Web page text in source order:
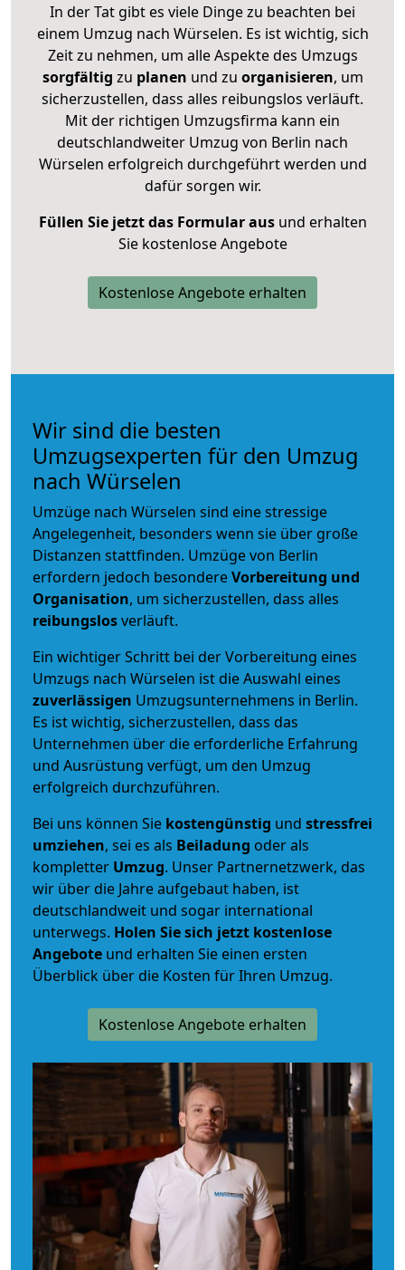
In der Tat gibt es viele Dinge zu beachten bei
einem Umzug nach Würselen. Es ist wichtig, sich
Zeit zu nehmen, um alle Aspekte des Umzugs
sorgfältig zu planen und zu organisieren, um
sicherzustellen, dass alles reibungslos verläuft.
Mit der richtigen Umzugsfirma kann ein
deutschlandweiter Umzug von Berlin nach
Würselen erfolgreich durchgeführt werden und
dafür sorgen wir.
Füllen Sie jetzt das Formular ausund erhalten
Sie kostenlose Angebote
Kostenlose Angebote erhalten
Wir sind die besten
Umzugsexperten für den Umzug
nach Würselen
Umzüge nach Würselen sind eine stressige
Angelegenheit, besonders wenn sie über große
Distanzen stattfinden. Umzüge von Berlin
erfordern jedoch besondereVorbereitung und
Organisation, um sicherzustellen, dass alles
reibungslosverläuft.
Ein wichtiger Schritt bei der Vorbereitung eines
Umzugs nach Würselen ist die Auswahl eines
zuverlässigen Umzugsunternehmens in Berlin.
Es ist wichtig, sicherzustellen, dass das
Unternehmen über die erforderliche Erfahrung
und Ausrüstung verfügt, um den Umzug
erfolgreich durchzuführen.
Bei uns können Sie kostengünstig und stressfrei
umziehen, sei es als Beiladung oder als
kompletter Umzug. Unser Partnernetzwerk, das
wir über die Jahre aufgebaut haben, ist
deutschlandweit und sogar international
unterwegs. Holen Sie sich jetzt kostenlose
Angebote und erhalten Sie einen ersten
Überblick über die Kosten für Ihren Umzug.
Kostenlose Angebote erhalten